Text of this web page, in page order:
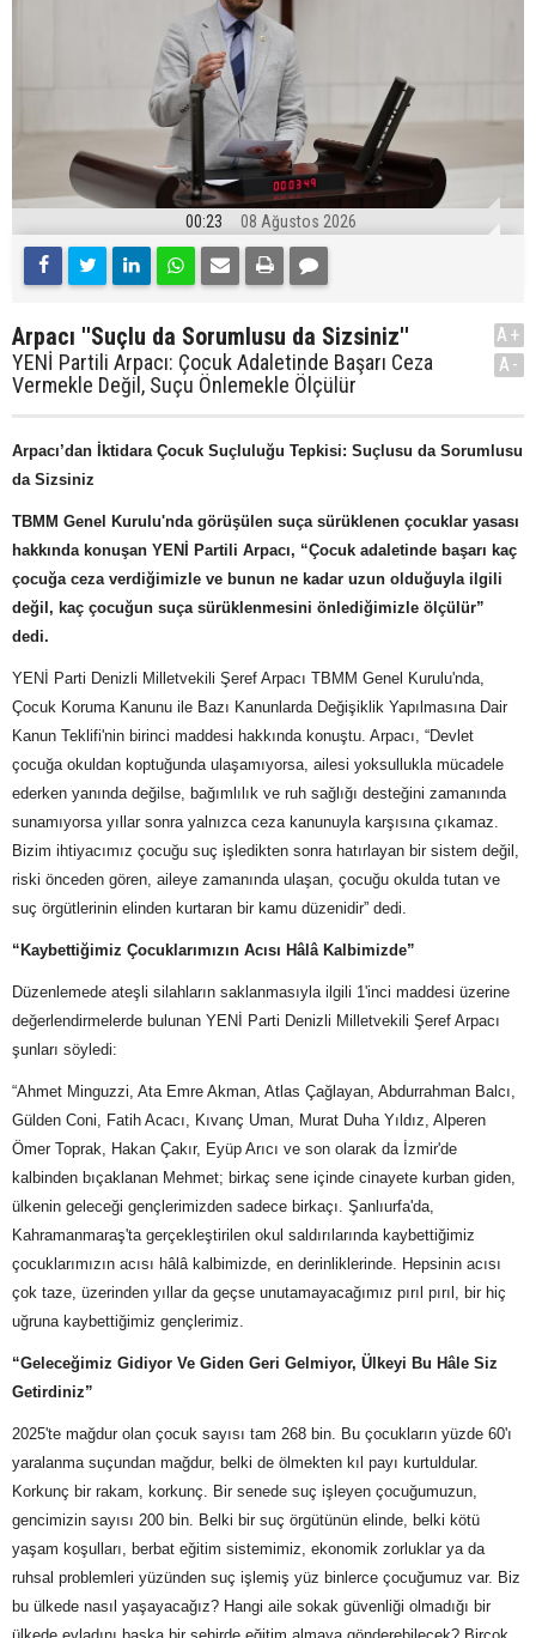
00:23 08 Ağustos 2026
Arpacı ''Suçlu da Sorumlusu da Sizsiniz''
YENİ Partili Arpacı: Çocuk Adaletinde Başarı Ceza
Vermekle Değil, Suçu Önlemekle Ölçülür
A+
A-
Arpacı’dan İktidara Çocuk Suçluluğu Tepkisi: Suçlusu da Sorumlusu
da Sizsiniz
TBMM Genel Kurulu'nda görüşülen suça sürüklenen çocuklar yasası
hakkında konuşan YENİ Partili Arpacı, “Çocuk adaletinde başarı kaç
çocuğa ceza verdiğimizle ve bunun ne kadar uzun olduğuyla ilgili
değil, kaç çocuğun suça sürüklenmesini önlediğimizle ölçülür”
dedi.
YENİ Parti Denizli Milletvekili Şeref Arpacı TBMM Genel Kurulu'nda,
Çocuk Koruma Kanunu ile Bazı Kanunlarda Değişiklik Yapılmasına Dair
Kanun Teklifi'nin birinci maddesi hakkında konuştu. Arpacı, “Devlet
çocuğa okuldan koptuğunda ulaşamıyorsa, ailesi yoksullukla mücadele
ederken yanında değilse, bağımlılık ve ruh sağlığı desteğini zamanında
sunamıyorsa yıllar sonra yalnızca ceza kanunuyla karşısına çıkamaz.
Bizim ihtiyacımız çocuğu suç işledikten sonra hatırlayan bir sistem değil,
riski önceden gören, aileye zamanında ulaşan, çocuğu okulda tutan ve
suç örgütlerinin elinden kurtaran bir kamu düzenidir” dedi.
“Kaybettiğimiz Çocuklarımızın Acısı Hâlâ Kalbimizde”
Düzenlemede ateşli silahların saklanmasıyla ilgili 1'inci maddesi üzerine
değerlendirmelerde bulunan YENİ Parti Denizli Milletvekili Şeref Arpacı
şunları söyledi:
“Ahmet Minguzzi, Ata Emre Akman, Atlas Çağlayan, Abdurrahman Balcı,
Gülden Coni, Fatih Acacı, Kıvanç Uman, Murat Duha Yıldız, Alperen
Ömer Toprak, Hakan Çakır, Eyüp Arıcı ve son olarak da İzmir'de
kalbinden bıçaklanan Mehmet; birkaç sene içinde cinayete kurban giden,
ülkenin geleceği gençlerimizden sadece birkaçı. Şanlıurfa'da,
Kahramanmaraş'ta gerçekleştirilen okul saldırılarında kaybettiğimiz
çocuklarımızın acısı hâlâ kalbimizde, en derinliklerinde. Hepsinin acısı
çok taze, üzerinden yıllar da geçse unutamayacağımız pırıl pırıl, bir hiç
uğruna kaybettiğimiz gençlerimiz.
“Geleceğimiz Gidiyor Ve Giden Geri Gelmiyor, Ülkeyi Bu Hâle Siz
Getirdiniz”
2025'te mağdur olan çocuk sayısı tam 268 bin. Bu çocukların yüzde 60'ı
yaralanma suçundan mağdur, belki de ölmekten kıl payı kurtuldular.
Korkunç bir rakam, korkunç. Bir senede suç işleyen çocuğumuzun,
gencimizin sayısı 200 bin. Belki bir suç örgütünün elinde, belki kötü
yaşam koşulları, berbat eğitim sistemimiz, ekonomik zorluklar ya da
ruhsal problemleri yüzünden suç işlemiş yüz binlerce çocuğumuz var. Biz
bu ülkede nasıl yaşayacağız? Hangi aile sokak güvenliği olmadığı bir